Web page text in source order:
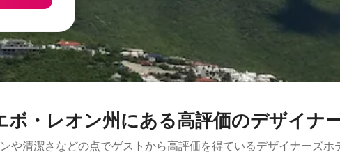
ボ・レオン州にある高⁠評⁠価⁠のデ⁠ザ⁠イ⁠ナ⁠
や清⁠潔⁠さ⁠な⁠ど⁠の点⁠でゲ⁠ス⁠ト⁠か⁠ら高⁠評⁠価⁠を得⁠て⁠い⁠るデ⁠ザ⁠イ⁠ナ⁠ー⁠ズホ⁠